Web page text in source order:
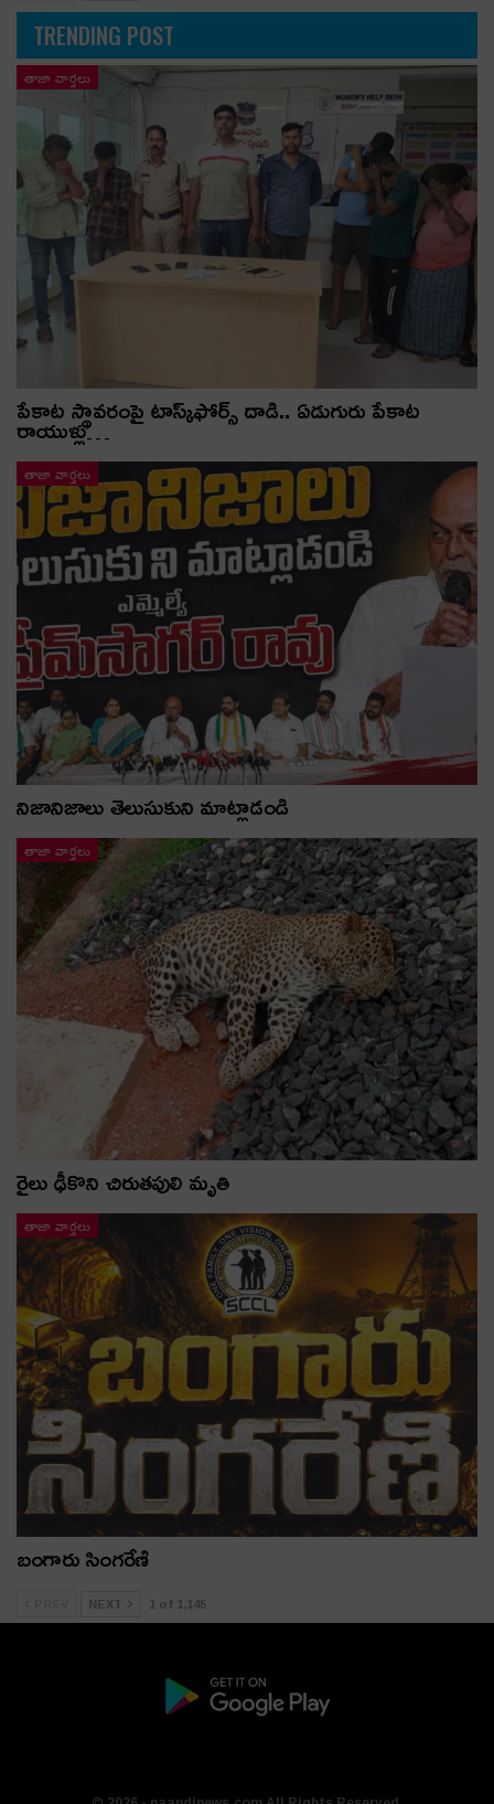
TRENDING POST
తాజా వార్తలు
పేకాట స్థావరంపై టాస్క్‌ఫోర్స్ దాడి.. ఏడుగురు పేకాట
రాయుళ్లు…
తాజా వార్తలు
నిజానిజాలు తెలుసుకుని మాట్లాడండి
తాజా వార్తలు
రైలు ఢీకొని చిరుతపులి మృతి
తాజా వార్తలు
బంగారు సింగరేణి
NEXT 1 of 1,145